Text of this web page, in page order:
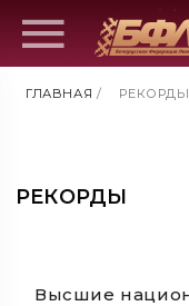
ГЛАВНАЯ / РЕКОРДЫ
РЕКОРДЫ
Высшие